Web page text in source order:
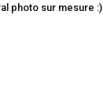
photo sur mesure :)